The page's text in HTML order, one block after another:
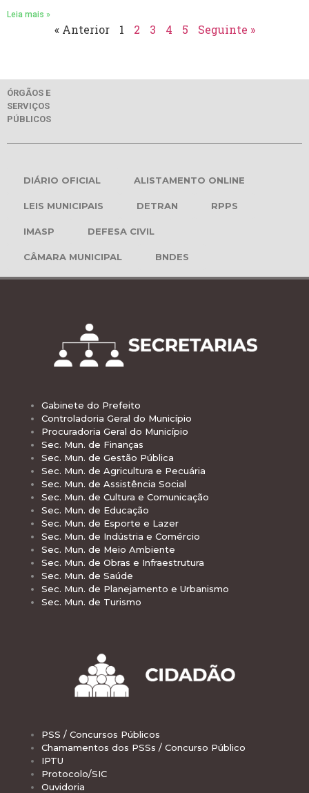
Leia mais »
« Anterior 1 2 3 4 5 Seguinte »
ÓRGÃOS E
SERVIÇOS
PÚBLICOS
DIÁRIO OFICIAL ALISTAMENTO ONLINE
LEIS MUNICIPAIS DETRAN RPPS
IMASP DEFESA CIVIL
CÂMARA MUNICIPAL BNDES
Gabinete do Prefeito
Controladoria Geral do Município
Procuradoria Geral do Município
Sec. Mun. de Finanças
Sec. Mun. de Gestão Pública
Sec. Mun. de Agricultura e Pecuária
Sec. Mun. de Assistência Social
Sec. Mun. de Cultura e Comunicação
Sec. Mun. de Educação
Sec. Mun. de Esporte e Lazer
Sec. Mun. de Indústria e Comércio
Sec. Mun. de Meio Ambiente
Sec. Mun. de Obras e Infraestrutura
Sec. Mun. de Saúde
Sec. Mun. de Planejamento e Urbanismo
Sec. Mun. de Turismo
PSS / Concursos Públicos
Chamamentos dos PSSs / Concurso Público
IPTU
Protocolo/SIC
Ouvidoria